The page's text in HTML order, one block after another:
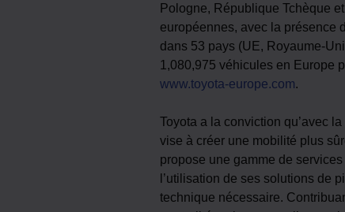
Pologne, République Tchèque
européennes, avec la présence
dans 53 pays (UE, Royaume-
1,080,975 véhicules en Europe
www.toyota-europe.com.
Toyota a la conviction qu’avec
vise à créer une mobilité plus
propose une gamme de
l’utilisation de ses solutions de
technique nécessaire.